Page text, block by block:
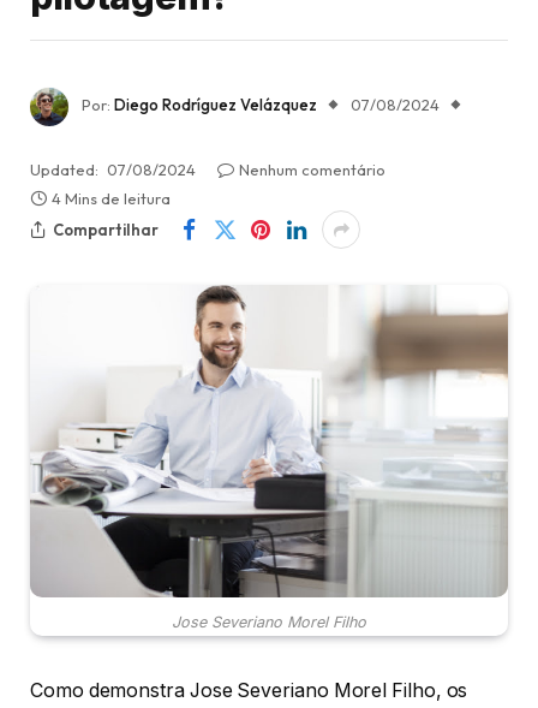
Por: Diego Rodríguez Velázquez 07/08/2024
Updated: 07/08/2024
Nenhum comentário
4 Mins de leitura
Compartilhar
Jose Severiano Morel Filho
Como demonstra Jose Severiano Morel Filho, os